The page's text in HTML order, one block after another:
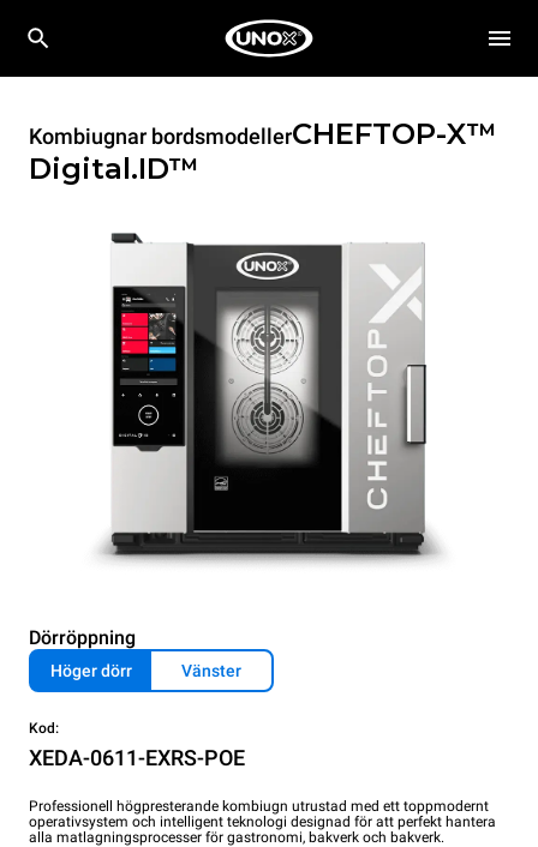
Kombiugnar bordsmodellerCHEFTOP-X™
Digital.ID™
Dörröppning
Höger dörr Vänster
Kod:
XEDA-0611-EXRS-POE
Professionell högpresterande kombiugn utrustad med ett toppmodernt
operativsystem och intelligent teknologi designad för att perfekt hantera
alla matlagningsprocesser för gastronomi, bakverk och bakverk.